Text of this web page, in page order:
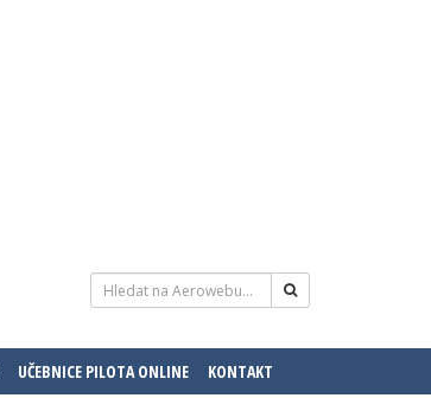
UČEBNICE PILOTA ONLINE KONTAKT